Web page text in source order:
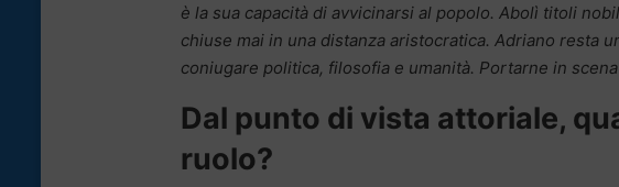
è la sua capacità di avvicinarsi al popolo. Abolì titoli
chiuse mai in una distanza aristocratica. Adriano resta
coniugare politica, filosofia e umanità. Portarne in
Dal punto di vista attoriale,
ruolo?